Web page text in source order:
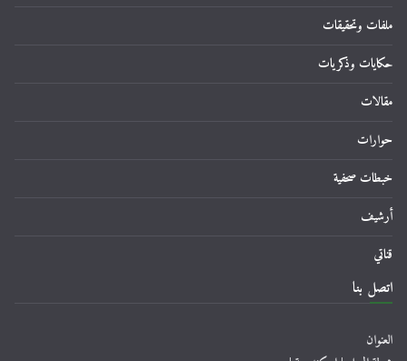
ملفات وتحقيقات
حكايات وذكريات
مقالات
حوارات
خبطات صحفية
أرشيف
قناتي
اتصل بنا
العنوان